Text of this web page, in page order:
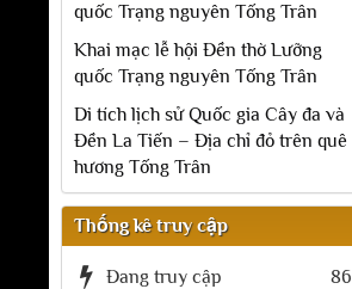
quốc Trạng nguyên Tống Trân
Khai mạc lễ hội Đền thờ Lưỡng
quốc Trạng nguyên Tống Trân
Di tích lịch sử Quốc gia Cây đa và
Đền La Tiến – Địa chỉ đỏ trên quê
hương Tống Trân
Thống kê truy cập
Đang truy cập
86